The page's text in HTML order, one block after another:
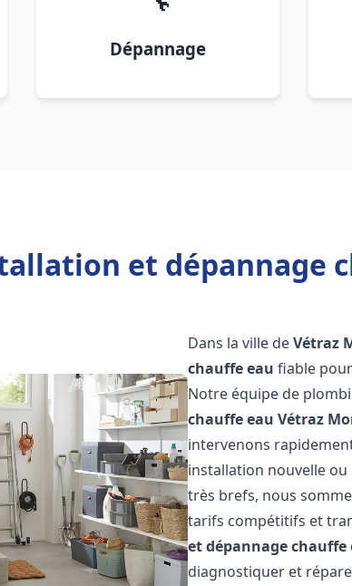
Dépannage
et dépannage
Dans la ville deVétraz
chauffe eau fiable
Notre équipe de
chauffe eau Vétraz
intervenons
installation nouvelle
très brefs, nous
tarifs compétitifs et
et dépannage chauffe
diagnostiquer et